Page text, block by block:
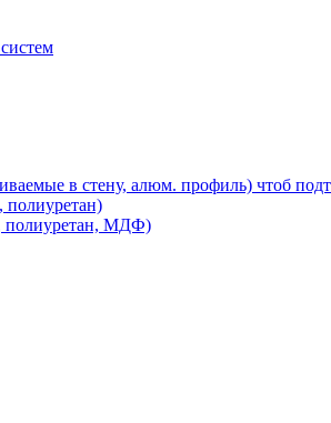
в стену, алюм. профиль) чтоб
полиуретан)
полиуретан, МДФ)